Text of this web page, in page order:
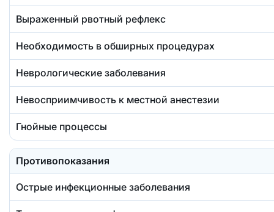
Выраженный рвотный рефлекс
Необходимость в обширных процедурах
Неврологические заболевания
Невосприимчивость к местной анестезии
Гнойные процессы
Противопоказания
Острые инфекционные заболевания